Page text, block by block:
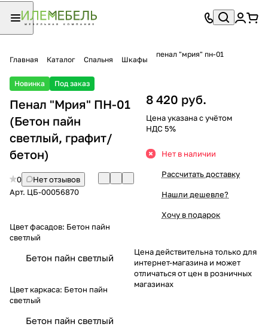
Главная Каталог Спальня Шкафы
пенал "мрия" пн-01
Новинка Под заказ
Пенал "Мрия" ПН-01
(Бетон пайн
светлый, графит/
бетон)
0
Нет отзывов
Арт. ЦБ-00056870
Цвет фасадов: Бетон пайн
светлый
Бетон пайн светлый
Цвет каркаса: Бетон пайн
светлый
Бетон пайн светлый
8 420 руб.
Цена указана с учётом
НДС 5%
Нет в наличии
Рассчитать доставку
Нашли дешевле?
Хочу в подарок
Цена действительна только для
интернет-магазина и может
отличаться от цен в розничных
магазинах